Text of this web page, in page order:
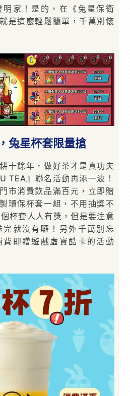
家！是的，在《兔星保衛
是這麼輕鬆簡單，千萬別懷
兔星杯套限量搶
十餘年，做好茶才是真功夫
TEA』聯名活動再添一波！
市消費飲品滿百元，立即贈
環保杯套一組，不用抽獎不
杯套人人有獎，但是要注意
就沒有囉！另外千萬別忘
即贈遊戲虛寶酷卡的活動